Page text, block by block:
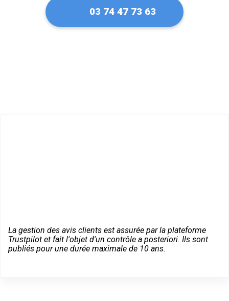
03 74 47 73 63
La gestion des avis clients est assurée par la plateforme
Trustpilot et fait l'objet d'un contrôle a posteriori. Ils sont
publiés pour une durée maximale de 10 ans.